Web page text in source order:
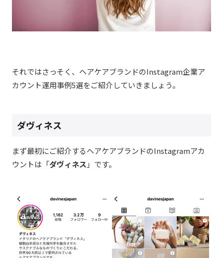
それではさっそく、ヘアケアブランドのInstagram企業ア
カウント運用事例5選をご紹介していきましょう。
ダヴィネス
まず最初にご紹介するヘアケアブランドのInstagramアカ
ウントは「ダヴィネス 」です。